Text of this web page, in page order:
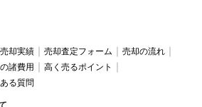
却実績 売却査定フォーム
売却の流れ
諸費用
高く売るポイント
る質問